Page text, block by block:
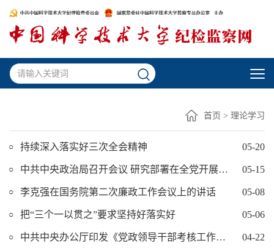
首页 > 理论学习
持续深入落实好三次全会精神 05-20
中共中央政治局召开会议 研究部署在全党开展“不忘初心、牢记使命”主题教育工作 中共中央总书记习近平... 05-15
李克强在国务院第二次廉政工作会议上的讲话 05-08
把“三个一以贯之”要求坚持好落实好 05-06
中共中央办公厅印发《党政领导干部考核工作条例》 04-22